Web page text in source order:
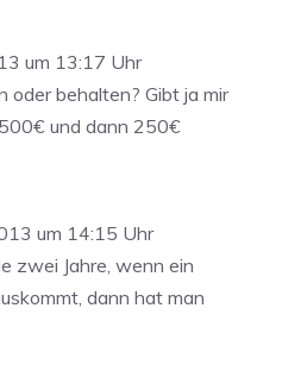
um 13:17 Uhr
oder behalten? Gibt ja mir
und dann 250€
um 14:15 Uhr
zwei Jahre, wenn ein
dann hat man